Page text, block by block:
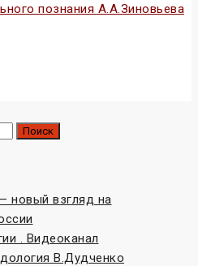
познания А.А.Зиновьева
новый взгляд на
. Видеоканал
В.Дудченко